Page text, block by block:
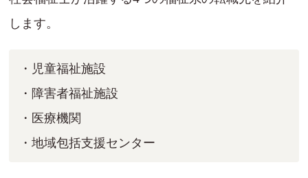
します。
・児童福祉施設
・障害者福祉施設
・医療機関
・地域包括支援センター